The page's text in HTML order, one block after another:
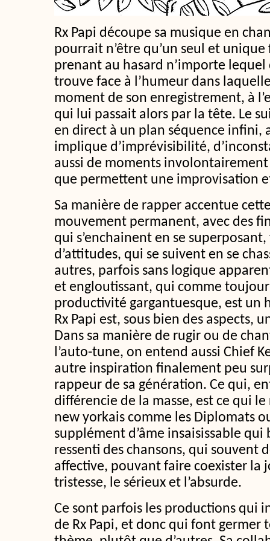
Rx Papi découpe sa musique en
pourrait n’être qu’un seul et
prenant au hasard n’importe lequel
trouve face à l’humeur dans
moment de son enregistrement, à
qui lui passait alors par la tête. Le
en direct à un plan séquence infini,
implique d’imprévisibilité,
aussi de moments
que permettent une improvisation
Sa manière de rapper accentue
mouvement permanent, avec des
qui s’enchainent en se superposant,
d’attitudes, qui se suivent en se
autres, parfois sans logique
et engloutissant, qui comme
productivité gargantuesque, est un
Rx Papi est, sous bien des aspects,
Dans sa manière de rugir ou de
l’auto-tune, on entend aussi Chief
autre inspiration finalement peu
rappeur de sa génération. Ce qui,
différencie de la masse, est ce qui
new yorkais comme les Diplomats
supplément d’âme insaisissable qui
ressenti des chansons, qui souvent
affective, pouvant faire coexister la
tristesse, le sérieux et l’absurde.
Ce sont parfois les productions qui
de Rx Papi, et donc qui font